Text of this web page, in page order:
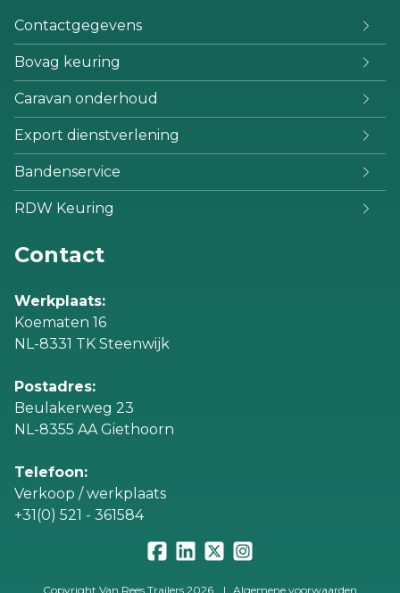
Contactgegevens
Bovag keuring
Caravan onderhoud
Export dienstverlening
Bandenservice
RDW Keuring
Contact
Werkplaats:
Koematen 16
NL-8331 TK Steenwijk
Postadres:
Beulakerweg 23
NL-8355 AA Giethoorn
Telefoon:
Verkoop / werkplaats
+31(0) 521 - 361584
Copyright Van Rees Trailers 2026 | Algemene voorwaarden